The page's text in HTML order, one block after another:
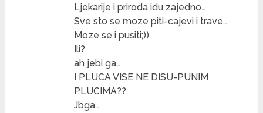
Ljekarije i priroda idu zajedno…
Sve sto se moze piti-cajevi i trave…
Moze se i pusiti;))
Ili?
ah jebi ga…
I PLUCA VISE NE DISU-PUNIM
PLUCIMA??
Jbga…